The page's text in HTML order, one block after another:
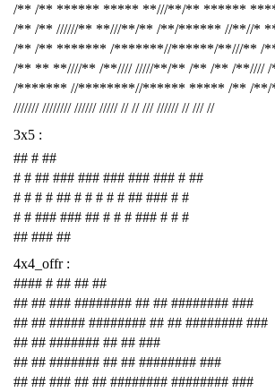
/** /** ****** ***** **///**/** ******
/** /** //////** **///**/** /**/****** //**//*
/** /** ******* /*******//******/**///** /
/** ** **////** /**//// /////**/** /** /** /**////
/******* //********//****** ***** /** /
/////// //////// ////// ///// // // /// ////// // /// //
3x5 :
## # ##
# # ## ### ### ### ### ### # ##
# # # # ## # # # # # ## ### # #
# # ### ### ## # # # ### # # #
## ### ##
4x4_offr :
#### # ## ## ##
## ## ### ######## ## ## ######## ###
## ## ##### ######## ## ## ######## ###
## ## ####### ## ## ###
## ## ####### ## ## ######## ###
## ## ### ## ## ######## ######## ###